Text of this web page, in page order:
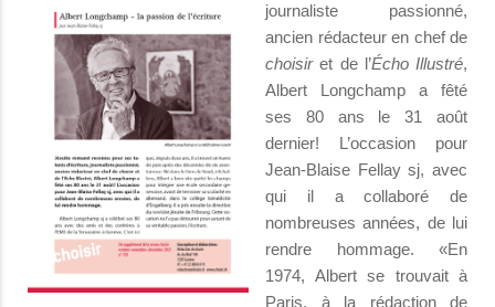
journaliste passionné,
ancien rédacteur en chef de
choisiret de l’Écho Illustré,
Albert Longchamp a fêté
ses 80 ans le 31 août
dernier! L’occasion pour
Jean-Blaise Fellay sj, avec
qui il a collaboré de
nombreuses années, de lui
rendre hommage. «En
1974, Albert se trouvait à
Paris, à la rédaction de